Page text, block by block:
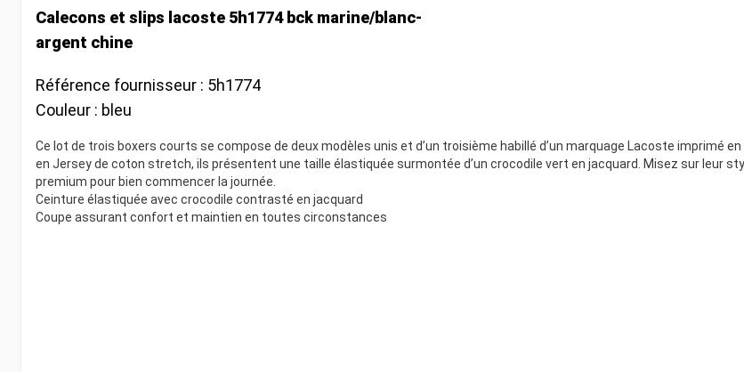
Calecons et slips lacoste 5h1774 bck marine/blanc-
argent chine
Référence fournisseur : 5h1774
Couleur : bleu
Ce lot de trois boxers courts se compose de deux modèles unis et d’un troisième habillé d’un marquage Lacoste imprimé en
en Jersey de coton stretch, ils présentent une taille élastiquée surmontée d’un crocodile vert en jacquard. Misez sur leur
premium pour bien commencer la journée.
Ceinture élastiquée avec crocodile contrasté en jacquard
Coupe assurant confort et maintien en toutes circonstances